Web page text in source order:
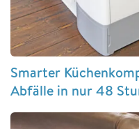
Smarter
Abfälle in nur 48